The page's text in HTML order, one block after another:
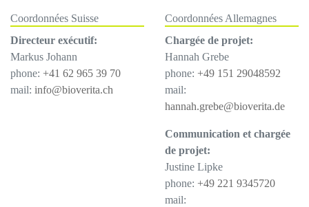
Coordonnées Suisse
Directeur exécutif:
Markus Johann
phone: +41 62 965 39 70
mail: info@bioverita.ch
Coordonnées Allemagnes
Chargée de projet:
Hannah Grebe
phone: +49 151 29048592
mail:
hannah.grebe@bioverita.de
Communication et chargée
de projet:
Justine Lipke
phone: +49 221 9345720
mail: